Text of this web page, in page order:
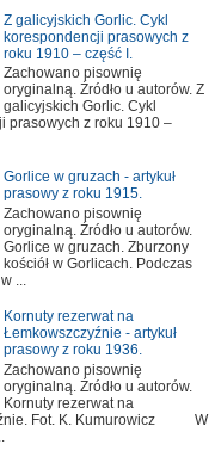
Z galicyjskich Gorlic. Cykl
korespondencji prasowych z
roku 1910 – część I.
Zachowano pisownię
oryginalną. Źródło u autorów. Z
galicyjskich Gorlic. Cykl
prasowych z roku 1910 –
Gorlice w gruzach - artykuł
prasowy z roku 1915.
Zachowano pisownię
oryginalną. Źródło u autorów.
Gorlice w gruzach. Zburzony
kościół w Gorlicach. Podczas
...
Kornuty rezerwat na
Łemkowszczyźnie - artykuł
prasowy z roku 1936.
Zachowano pisownię
oryginalną. Źródło u autorów.
Kornuty rezerwat na
Fot. K. Kumurowicz W